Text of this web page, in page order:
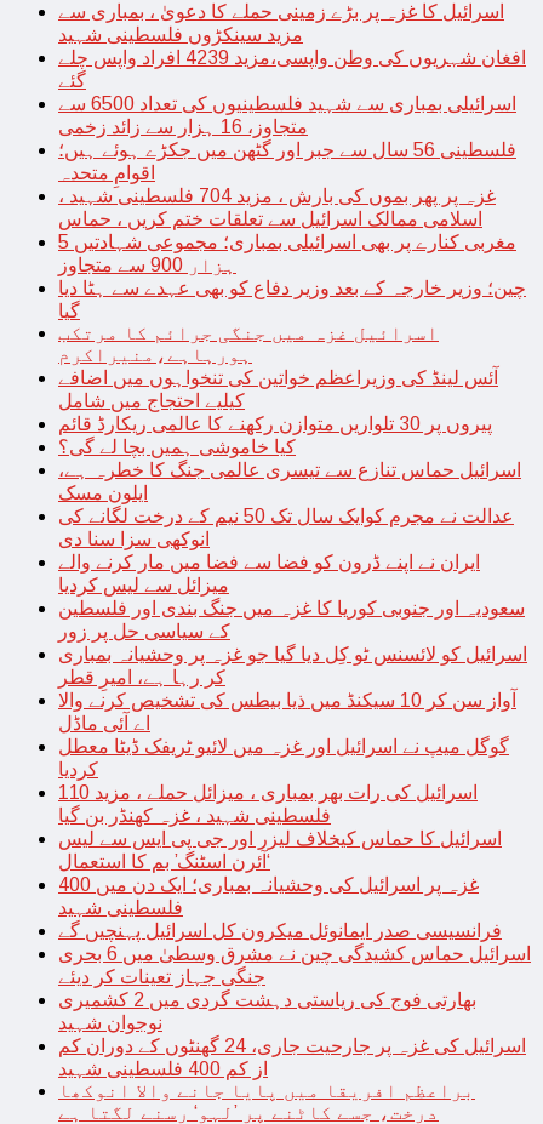
اسرائیل کا غزہ پر بڑے زمینی حملے کا دعویٰ ، بمباری سے
مزید سینکڑوں فلسطینی شہید
افغان شہریوں کی وطن واپسی،مزید 4239 افراد واپس چلے
گئے
اسرائیلی بمباری سے شہید فلسطینیوں کی تعداد 6500 سے
متجاوز، 16 ہزار سے زائد زخمی
فلسطینی 56 سال سے جبر اور گٹھن میں جکڑے ہوئے ہیں؛
اقوامِ متحدہ
غزہ پر پھر بموں کی بارش ، مزید 704 فلسطینی شہید ،
اسلامی ممالک اسرائیل سے تعلقات ختم کریں ، حماس
مغربی کنارے پر بھی اسرائیلی بمباری؛ مجموعی شہادتیں 5
ہزار 900 سے متجاوز
چین؛ وزیر خارجہ کے بعد وزیر دفاع کو بھی عہدے سے ہٹا دیا
گیا
اسرائیل غزہ میں جنگی جرائم کا مرتکب
ہورہاہے،منیراکرم
آئس لینڈ کی وزیراعظم خواتین کی تنخواہوں میں اضافے
کیلیے احتجاج میں شامل
پیروں پر 30 تلواریں متوازن رکھنے کا عالمی ریکارڈ قائم
کیا خاموشی ہمیں بچا لے گی؟
اسرائیل حماس تنازع سے تیسری عالمی جنگ کا خطرہ ہے،
ایلون مسک
عدالت نے مجرم کوایک سال تک 50 نیم کے درخت لگانے کی
انوکھی سزا سنا دی
ایران نے اپنے ڈرون کو فضا سے فضا میں مار کرنے والے
میزائل سے لیس کردیا
سعودیہ اور جنوبی کوریا کا غزہ میں جنگ بندی اور فلسطین
کے سیاسی حل پر زور
اسرائیل کو لائسنس ٹو کِل دیا گیا جو غزہ پر وحشیانہ بمباری
کر رہا ہے، امیرِ قطر
آواز سن کر 10 سیکنڈ میں ذیا بیطس کی تشخیص کرنے والا
اے آئی ماڈل
گوگل میپ نے اسرائیل اور غزہ میں لائیو ٹریفک ڈیٹا معطل
کردیا
اسرائیل کی رات بھر بمباری ، میزائل حملے ، مزید 110
فلسطینی شہید ، غزہ کھنڈر بن گیا
اسرائیل کا حماس کیخلاف لیزر اور جی پی ایس سے لیس
‘آئرن اسٹنگ’ بم کا استعمال
غزہ پر اسرائیل کی وحشیانہ بمباری؛ ایک دن میں 400
فلسطینی شہید
فرانسیسی صدر ایمانوئل میکرون کل اسرائیل پہنچیں گے
اسرائیل حماس کشیدگی چین نے مشرق وسطیٰ میں 6 بحری
جنگی جہاز تعینات کر دیئے
بھارتی فوج کی ریاستی دہشت گردی میں 2 کشمیری
نوجوان شہید
اسرائیل کی غزہ پر جارحیت جاری، 24 گھنٹوں کے دوران کم
از کم 400 فلسطینی شہید
براعظم افریقا میں پایا جانے والا انوکھا
درخت، جسے کاٹنے پر ’لہو‘ رسنے لگتا ہے